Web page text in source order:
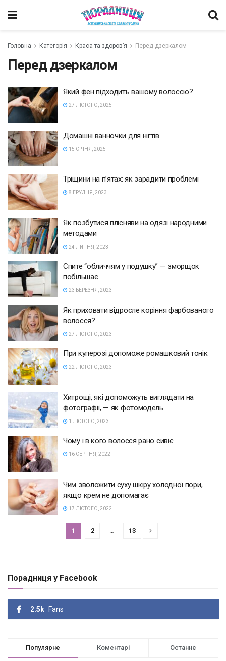
Головна Категорія Краса та здоров’я Перед дзеркалом
Перед дзеркалом
Який фен підходить вашому волоссю?
27 ЛЮТОГО, 2025
Домашні ванночки для нігтів
15 СІЧНЯ, 2025
Тріщини на п’ятах: як зарадити проблемі
8 ГРУДНЯ, 2023
Як позбутися плісняви на одязі народними
методами
24 ЛИПНЯ, 2023
Спите “обличчям у подушку” — зморщок
побільшає
23 БЕРЕЗНЯ, 2023
Як приховати відросле коріння фарбованого
волосся?
27 ЛЮТОГО, 2023
При куперозі допоможе ромашковий тонік
22 ЛЮТОГО, 2023
Хитрощі, які допоможуть виглядати на
фотографії, — як фотомодель
1 ЛЮТОГО, 2023
Чому і в кого волосся рано сивіє
16 СЕРПНЯ, 2022
Чим зволожити суху шкіру холодної пори,
якщо крем не допомагає
17 ЛЮТОГО, 2022
1 2 … 13
Порадниця у Facebook
2.5k Fans
Популярне Коментарі Останнє